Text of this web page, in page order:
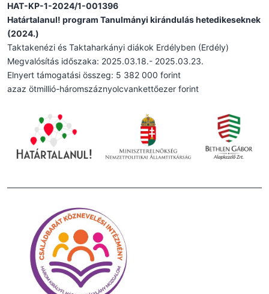
HAT-KP-1-2024/1-001396
Határtalanul! program Tanulmányi kirándulás hetedikeseknek
(2024.)
Taktakenézi és Taktaharkányi diákok Erdélyben (Erdély)
Megvalósítás időszaka: 2025.03.18.- 2025.03.23.
Elnyert támogatási összeg: 5 382 000 forint
azaz ötmillió-háromszáznyolcvankettőezer forint